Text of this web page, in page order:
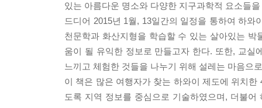
있는 아름다운 명소와 다양한 지구과학적 요소들
드디어 2015년 1월, 13일간의 일정을 통하여 하
천문학과 화산지형을 학습할 수 있는 살아있는
움이 될 유익한 정보로 만들고자 한다. 또한, 교
느끼고 체험한 것들을 나누기 위해 설레는 마음으
이 책은 많은 여행자가 찾는 하와이 제도에 위치
도록 지역 정보를 중심으로 기술하였으며, 더불